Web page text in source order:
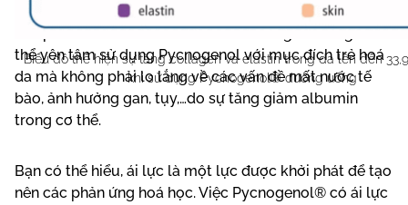
Biểu đồ thể hiện sự tăng collagen và elastin trong da lên đến
khi sử dụng Pycnogenol® đường uống
Bên cạnh đó, Pycnogenol® lại không có ái lực cao với
các protein khác như albumin, nhờ đó người dùng có
thể yên tâm sử dụng Pycnogenol với mục đích trẻ hoá
da mà không phải lo lắng về các vấn đề mất nước tế
bào, ảnh hưởng gan, tụy,…do sự tăng giảm albumin
trong cơ thể.
Bạn có thể hiểu, ái lực là một lực được khởi phát để tạo
nên các phản ứng hoá học. Việc Pycnogenol® có ái lực